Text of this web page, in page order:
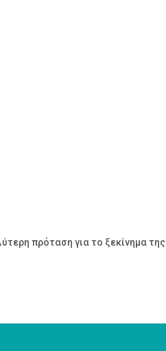
πρόταση για το ξεκίνημα